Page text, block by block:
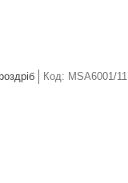
Код: MSA6001/11